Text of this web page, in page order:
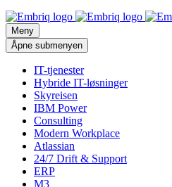
Meny
Åpne submenyen
IT-tjenester
Hybride IT-løsninger
Skyreisen
IBM Power
Consulting
Modern Workplace
Atlassian
24/7 Drift & Support
ERP
M3